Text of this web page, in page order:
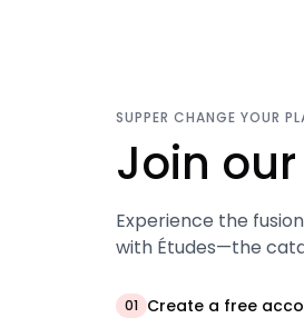
SUPPER CHANGE YOUR
Join
Experience the
with Études—the
01 Create a free